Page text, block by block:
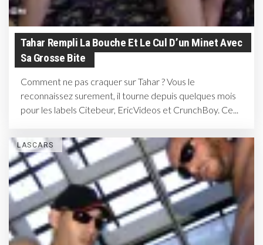
Tahar Rempli La Bouche Et Le Cul D’un Minet Avec
Sa Grosse Bite
Comment ne pas craquer sur Tahar ? Vous le
reconnaissez surement, il tourne depuis quelques mois
pour les labels Citebeur, EricVideos et CrunchBoy. Ce...
LASCARS